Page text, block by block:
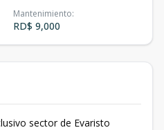
Mantenimiento:
RD$ 9,000
sector de Evaristo